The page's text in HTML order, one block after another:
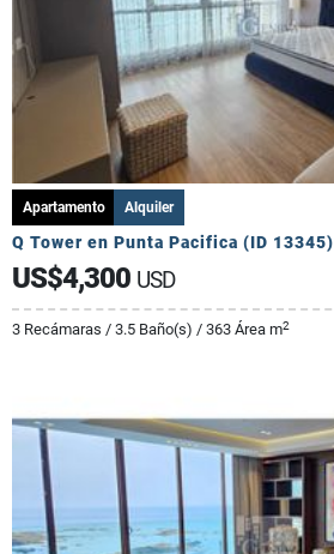
Apartamento Alquiler
Q Tower en Punta Pacifica (ID 13345)
US$4,300 USD
3 Recámaras / 3.5 Baño(s) / 363 Área m2